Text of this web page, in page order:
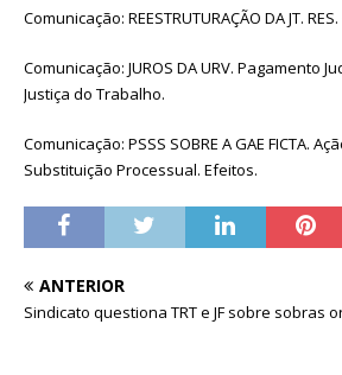
Comunicação: REESTRUTURAÇÃO DA JT. RES.
Comunicação: JUROS DA URV. Pagamento
Justiça do Trabalho.
Comunicação: PSSS SOBRE A GAE FICTA.
Substituição Processual. Efeitos.
ANTERIOR
Sindicato questiona TRT e JF sobre sobras